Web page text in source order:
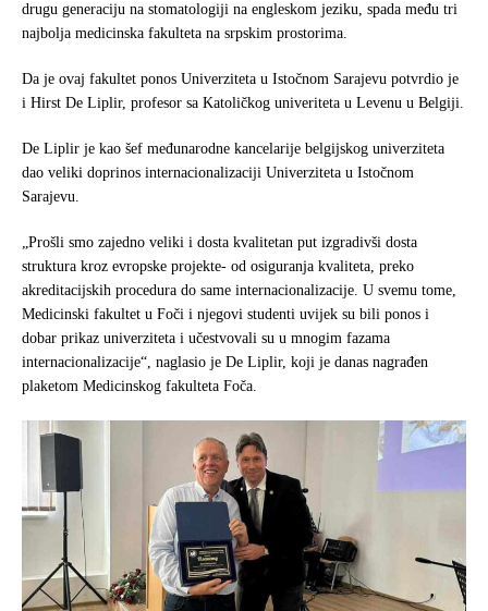
drugu generaciju na stomatologiji na engleskom jeziku, spada među tri
najbolja medicinska fakulteta na srpskim prostorima.
Da je ovaj fakultet ponos Univerziteta u Istočnom Sarajevu potvrdio je
i Hirst De Liplir, profesor sa Katoličkog univeriteta u Levenu u Belgiji.
De Liplir je kao šef međunarodne kancelarije belgijskog univerziteta
dao veliki doprinos internacionalizaciji Univerziteta u Istočnom
Sarajevu.
„Prošli smo zajedno veliki i dosta kvalitetan put izgradivši dosta
struktura kroz evropske projekte- od osiguranja kvaliteta, preko
akreditacijskih procedura do same internacionalizacije. U svemu tome,
Medicinski fakultet u Foči i njegovi studenti uvijek su bili ponos i
dobar prikaz univerziteta i učestvovali su u mnogim fazama
internacionalizacije“, naglasio je De Liplir, koji je danas nagrađen
plaketom Medicinskog fakulteta Foča.